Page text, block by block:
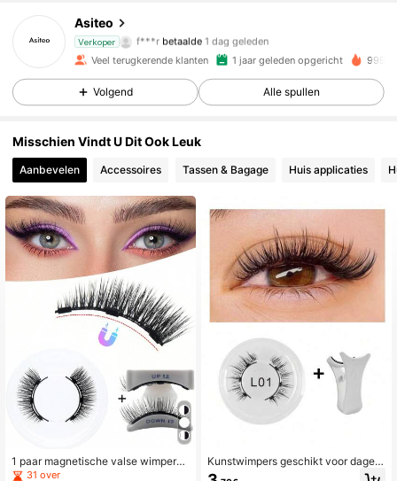
Asiteo
Verkoper
f***r betaalde 1 dag geleden
4.86 31K Volgers
4.86 31K Volgers
4.86 31K Volgers
4.86 31K Volgers
4.86 31K Volgers
4.86 31K Volgers
31K Volgers
Veel terugkerende klanten 1 jaar geleden opgericht
Volgend Alle spullen
Misschien Vindt U Dit Ook Leuk
Aanbevelen Accessoires Tassen & Bagage Huis applicaties
1 paar magnetische valse wimperpi
ncet-applicatorset, lijmvrij, 5-11 mm
31 over
Kunstwimpers geschikt voor dagelij
kse make-up, een leuk cadeau voo